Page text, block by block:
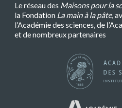
Le réseau des Maisons pour la
la Fondation La main à la pâte,
l’Académie des sciences, de
et de nombreux partenaires